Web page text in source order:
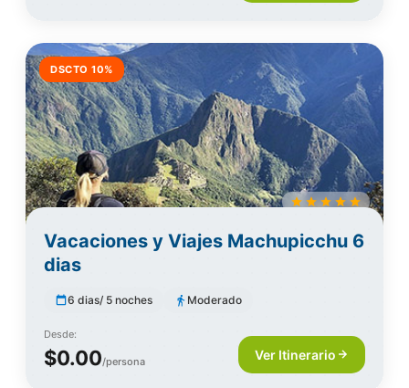
DSCTO 10%
Vacaciones y Viajes Machupicchu 6
dias
6 dias/ 5 noches Moderado
Desde:
$0.00/persona Ver Itinerario